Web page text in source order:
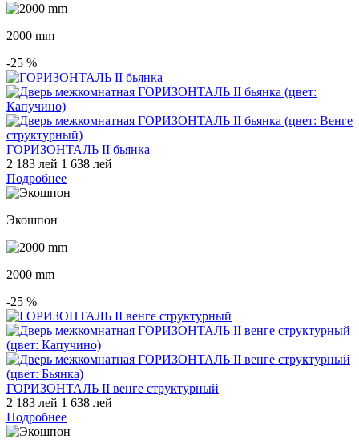
2000 mm
-25 %
ГОРИЗОНТАЛЬ II бьянка
2 183 лей 1 638 лей
Подробнее
Экошпон
2000 mm
-25 %
ГОРИЗОНТАЛЬ II венге структурный
2 183 лей 1 638 лей
Подробнее